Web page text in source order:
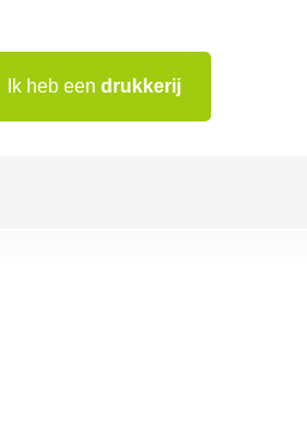
Ik heb een drukkerij